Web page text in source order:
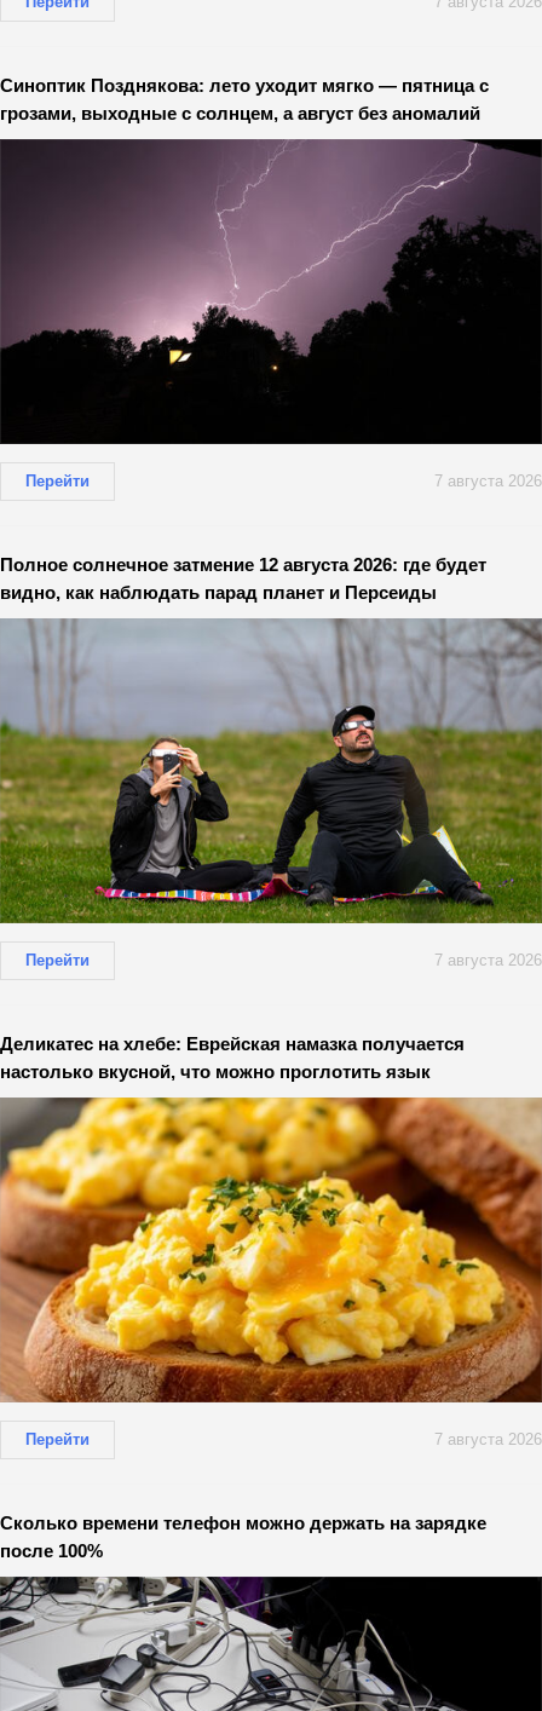
Синоптик Позднякова: лето уходит мягко — пятница с
грозами, выходные с солнцем, а август без аномалий
Перейти 7 августа 2026
Полное солнечное затмение 12 августа 2026: где будет
видно, как наблюдать парад планет и Персеиды
Перейти 7 августа 2026
Деликатес на хлебе: Еврейская намазка получается
настолько вкусной, что можно проглотить язык
Перейти 7 августа 2026
Сколько времени телефон можно держать на зарядке
после 100%